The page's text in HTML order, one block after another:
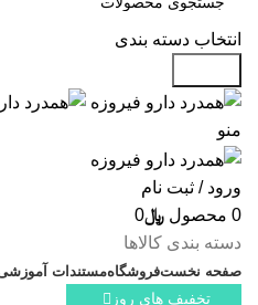
انتخاب دسته بندی
منو
ورود / ثبت نام
0 محصول ﷼0
دسته بندی کالاها
صفحه نخستفروشگاهمستندات
تخفیف های روز